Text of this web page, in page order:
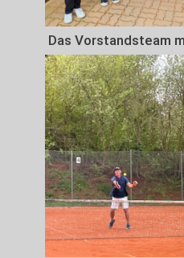
Das Vorstandsteam